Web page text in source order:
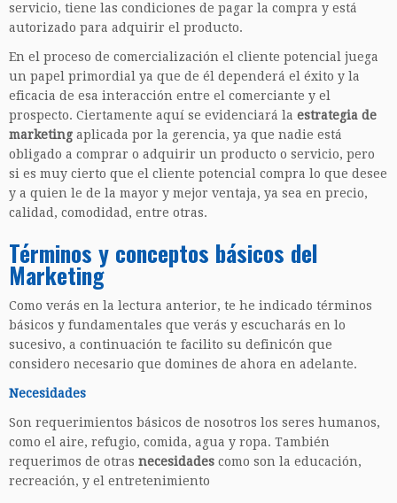
servicio, tiene las condiciones de pagar la compra y está
autorizado para adquirir el producto.
En el proceso de comercialización el cliente potencial juega
un papel primordial ya que de él dependerá el éxito y la
eficacia de esa interacción entre el comerciante y el
prospecto. Ciertamente aquí se evidenciará la estrategia de
marketing aplicada por la gerencia, ya que nadie está
obligado a comprar o adquirir un producto o servicio, pero
si es muy cierto que el cliente potencial compra lo que desee
y a quien le de la mayor y mejor ventaja, ya sea en precio,
calidad, comodidad, entre otras.
Términos y conceptos básicos del
Marketing
Como verás en la lectura anterior, te he indicado términos
básicos y fundamentales que verás y escucharás en lo
sucesivo, a continuación te facilito su definicón que
considero necesario que domines de ahora en adelante.
Necesidades
Son requerimientos básicos de nosotros los seres humanos,
como el aire, refugio, comida, agua y ropa. También
requerimos de otras necesidades como son la educación,
recreación, y el entretenimiento